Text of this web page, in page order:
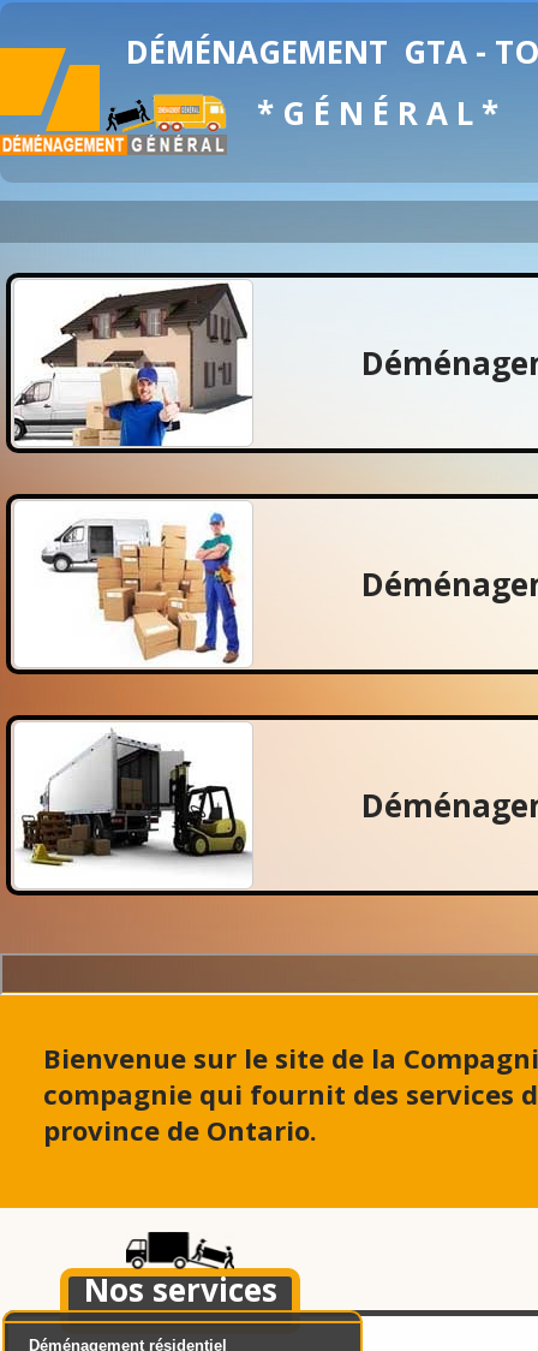
DÉMÉNAGEMENT
* G É N É R A L *
GTA -
Déménagement résidentiel
Bienvenue sur le site de la
compagnie qui fournit des services
province de Ontario.
Nos services